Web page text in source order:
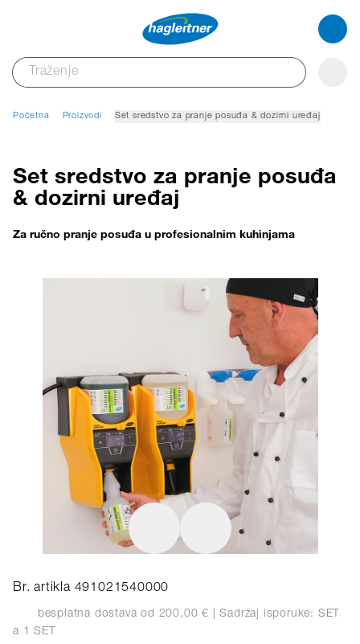
Početna Proizvodi Set sredstvo za pranje posuđa & dozirni uređaj
Set sredstvo za pranje posuđa
& dozirni uređaj
Za ručno pranje posuđa u profesionalnim kuhinjama
Br. artikla 491021540000
besplatna dostava od 200,00 € | Sadržaj isporuke: SET
à 1 SET